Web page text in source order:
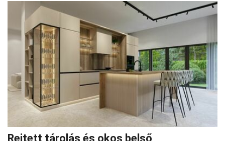
Rejtett tárolás és okos belső